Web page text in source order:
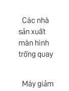
Các nhà
sản xuất
màn hình
trống quay
Máy giảm